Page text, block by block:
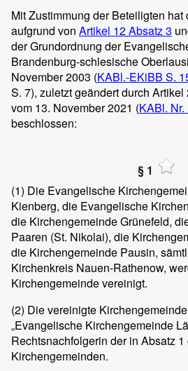
Mit Zustimmung der Beteiligten
aufgrund von Artikel 12 Absatz 3
der Grundordnung der
Brandenburg-schlesische
November 2003 (KABl.-EKiBB S.
S. 7), zuletzt geändert durch
vom 13. November 2021 (KABl. Nr.
beschlossen:
§ 1
(1) Die Evangelische
Kienberg, die Evangelische
die Kirchengemeinde Grünefeld,
Paaren (St. Nikolai), die
die Kirchengemeinde Pausin,
Kirchenkreis Nauen-Rathenow,
Kirchengemeinde vereinigt.
(2) Die vereinigte
„Evangelische Kirchengemeinde
Rechtsnachfolgerin der in Absatz
Kirchengemeinden.